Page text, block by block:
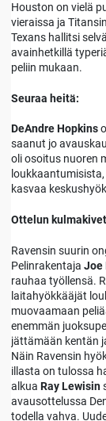
Houston on vielä
vieraissa ja
Texans hallitsi
avainhetkillä
peliin mukaan.
Seuraa heitä:
DeAndre Hopkins
saanut jo
oli osoitus nuoren
kasvaa
Ottelun
Ravensin suurin
Pelinrakentaja Joe
rauhaa työllensä.
laitahyökkääjät
muovaamaan
enemmän
jättämään kentän
Näin Ravensin
illasta on tulossa
alkua Ray Lewisin
avausottelussa
todella vahva.